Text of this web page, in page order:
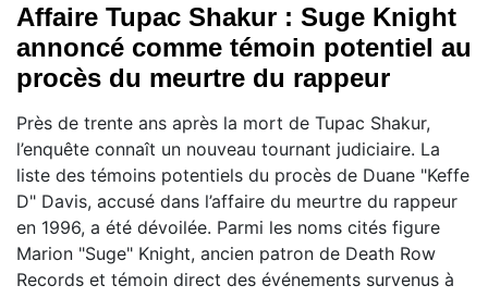
Affaire Tupac Shakur : Suge Knight
annoncé comme témoin potentiel au
procès du meurtre du rappeur
Près de trente ans après la mort de Tupac Shakur,
l’enquête connaît un nouveau tournant judiciaire. La
liste des témoins potentiels du procès de Duane "Keffe
D" Davis, accusé dans l’affaire du meurtre du rappeur
en 1996, a été dévoilée. Parmi les noms cités figure
Marion "Suge" Knight, ancien patron de Death Row
Records et témoin direct des événements survenus à